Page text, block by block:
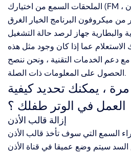
الملحقات السمع من اختيارك (FM نظام متعدد الميكروفون ،
ميكروفون البرنامج الخيار الغرق
والبطارية جهاز لرصد حالة التشغيل
عما إذا كان وجود مثل هذه
دعم الخدمات التقنية ، ونحن ننصح
الحصول على المعلومات ذات الصلة.
، يمكنك تحديد كيفية
العمل في الوتر طفلك ؟
إزالة قالب الأذن
السمع التي سوف تأخذ قالب الأذن
السد سيتم وضع عميقا في قناة الأذن